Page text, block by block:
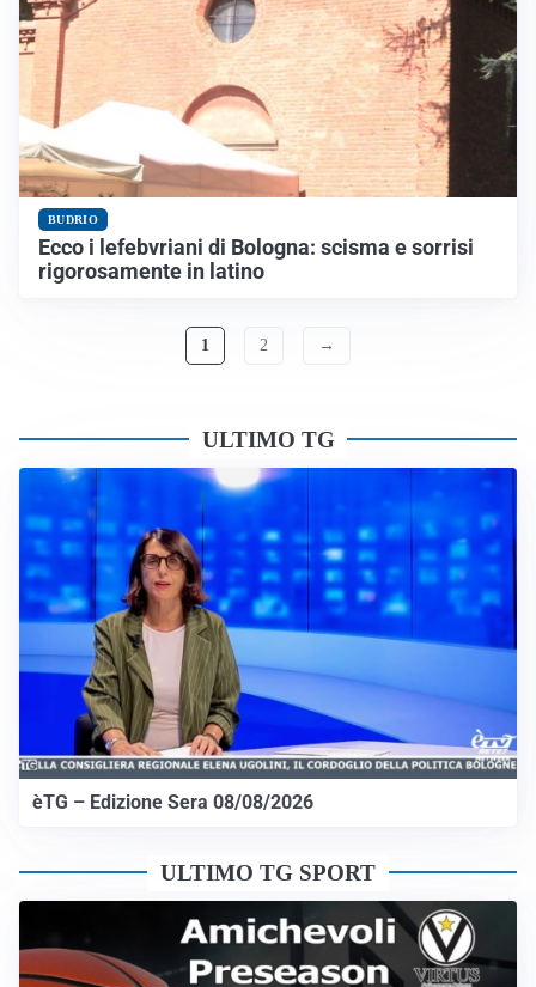
BUDRIO
Ecco i lefebvriani di Bologna: scisma e sorrisi
rigorosamente in latino
1 2 →
ULTIMO TG
èTG – Edizione Sera 08/08/2026
ULTIMO TG SPORT